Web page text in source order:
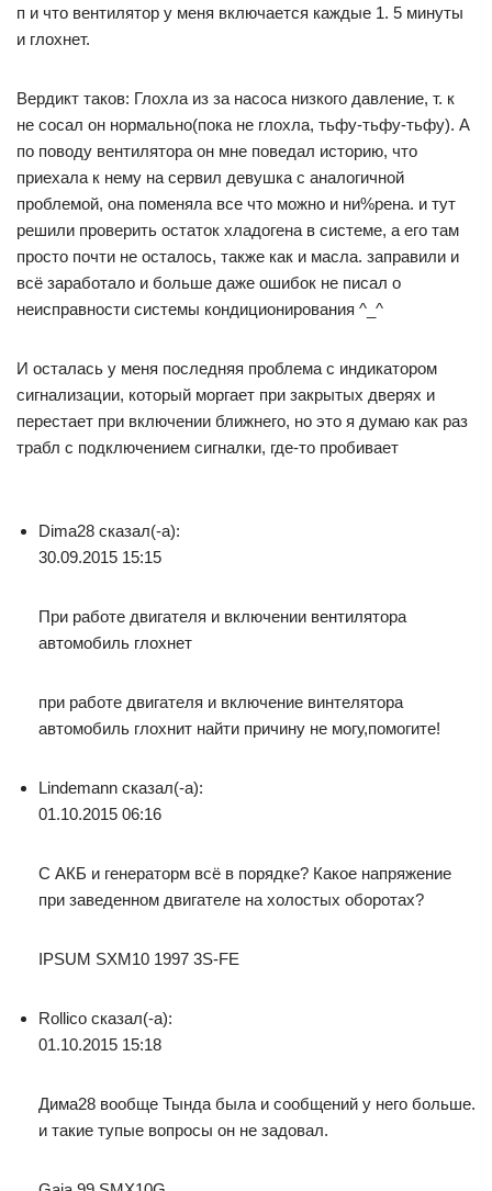
п и что вентилятор у меня включается каждые 1. 5 минуты
и глохнет.
Вердикт таков: Глохла из за насоса низкого давление, т. к
не сосал он нормально(пока не глохла, тьфу-тьфу-тьфу). А
по поводу вентилятора он мне поведал историю, что
приехала к нему на сервил девушка с аналогичной
проблемой, она поменяла все что можно и ни%рена. и тут
решили проверить остаток хладогена в системе, а его там
просто почти не осталось, также как и масла. заправили и
всё заработало и больше даже ошибок не писал о
неисправности системы кондиционирования ^_^
И осталась у меня последняя проблема с индикатором
сигнализации, который моргает при закрытых дверях и
перестает при включении ближнего, но это я думаю как раз
трабл с подключением сигналки, где-то пробивает
Dima28 сказал(-а):
30.09.2015 15:15
При работе двигателя и включении вентилятора
автомобиль глохнет
при работе двигателя и включение винтелятора
автомобиль глохнит найти причину не могу,помогите!
Lindemann сказал(-а):
01.10.2015 06:16
С АКБ и генераторм всё в порядке? Какое напряжение
при заведенном двигателе на холостых оборотах?
IPSUM SXM10 1997 3S-FE
Rollico сказал(-а):
01.10.2015 15:18
Дима28 вообще Тында была и сообщений у него больше.
и такие тупые вопросы он не задовал.